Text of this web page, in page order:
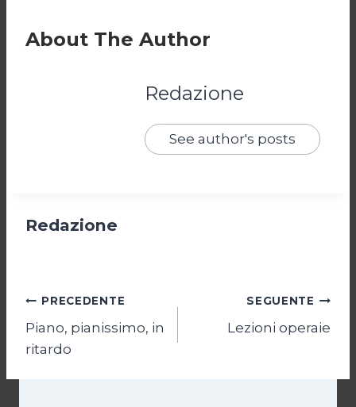
About The Author
Redazione
See author's posts
Redazione
Navigazione
articoli
PRECEDENTE
Piano, pianissimo, in
ritardo
SEGUENTE
Lezioni operaie